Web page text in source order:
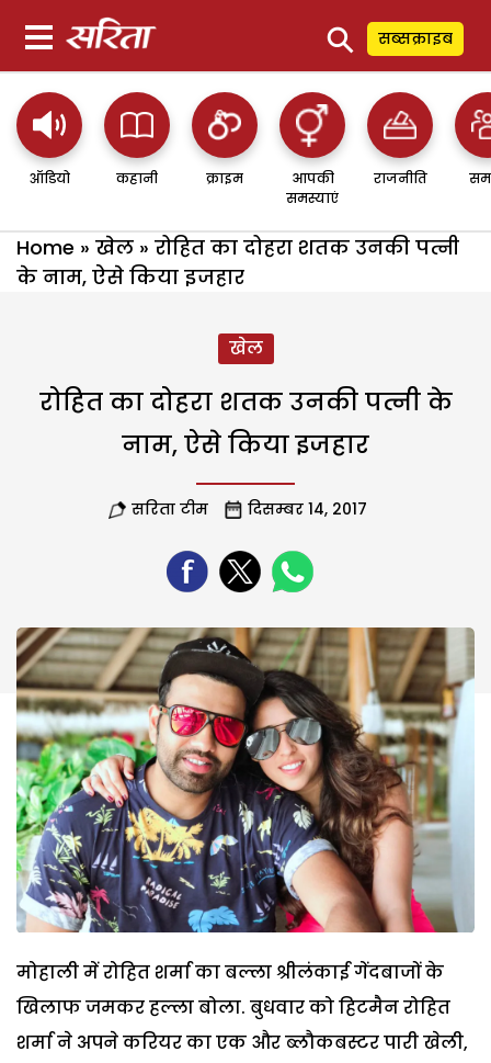
⚲ सब्सक्राइब
ऑडियो कहानी क्राइम
आपकी
समस्याएं
राजनीति
Home » खेल » रोहित का दोहरा शतक उनकी पत्नी
के नाम, ऐसे किया इजहार
खेल
रोहित का दोहरा शतक उनकी पत्नी के
नाम, ऐसे किया इजहार
सरिता टीम दिसम्बर 14, 2017
मोहाली में रोहित शर्मा का बल्ला श्रीलंकाई गेंदबाजों के
खिलाफ जमकर हल्ला बोला. बुधवार को हिटमैन रोहित
शर्मा ने अपने करियर का एक और ब्लौकबस्टर पारी खेली,